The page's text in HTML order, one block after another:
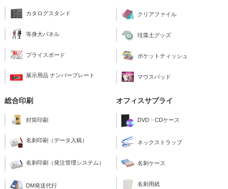
カタログスタンド
等身大パネル
プライスボード
展示用品 ナンバープレート
クリアファイル
珪藻土グッズ
ポケットティッシュ
マウスパッド
総合印刷
封筒印刷
名刺印刷（データ入稿）
名刺印刷（発注管理システム）
DM発送代行
オフィスサプライ
DVD・CDケース
ネックストラップ
名刺ケース
名刺用紙